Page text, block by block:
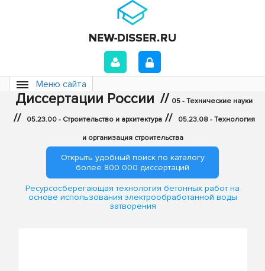
Меню сайта
Диссертации России // 05 - Технические науки
// 05.23.00 - Строительство и архитектура // 05.23.08 - Технология
и организация строительства
Открыть удобный поиск по каталогу
более 800 000 диссертаций
Ресурсосберегающая технология бетонных работ на
основе использования электрообработанной воды
затворения